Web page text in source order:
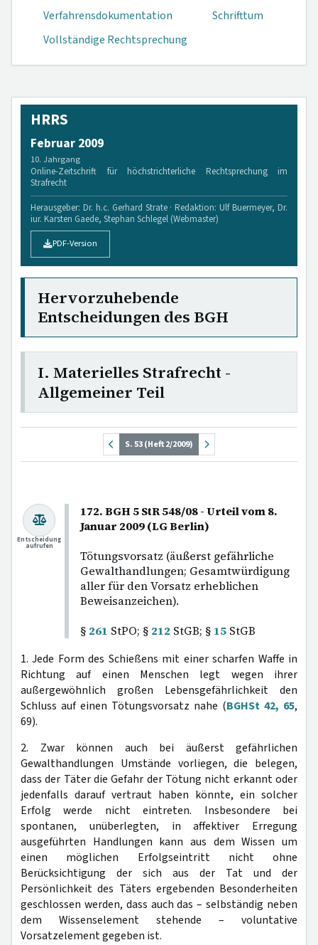
Verfahrensdokumen­tation
Schrifttum
Vollständige Rechtsprechung
HRRS
Februar 2009
10. Jahrgang
Online-Zeitschrift für höchstrichterliche Rechtsprechung im
Strafrecht
Herausgeber: Dr. h.c. Gerhard Strate · Redaktion: Ulf Buermeyer, Dr.
iur. Karsten Gaede, Stephan Schlegel (Webmaster)
PDF-Version
Hervorzuhebende
Entscheidungen des BGH
I. Materielles Strafrecht -
Allgemeiner Teil
S. 53 (Heft 2/2009)
172. BGH 5 StR 548/08 - Urteil vom 8.
Januar 2009 (LG Berlin)
Tötungsvorsatz (äußerst gefährliche
Gewalthandlungen; Gesamtwürdigung
aller für den Vorsatz erheblichen
Beweisanzeichen).
§ 261 StPO; § 212 StGB; § 15 StGB
Entscheidung
aufrufen
1. Jede Form des Schießens mit einer scharfen Waffe in
Richtung auf einen Menschen legt wegen ihrer
außergewöhnlich großen Lebensgefährlichkeit den
Schluss auf einen Tötungsvorsatz nahe (BGHSt 42, 65,
69).
2. Zwar können auch bei äußerst gefährlichen
Gewalthandlungen Umstände vorliegen, die belegen,
dass der Täter die Gefahr der Tötung nicht erkannt oder
jedenfalls darauf vertraut haben könnte, ein solcher
Erfolg werde nicht eintreten. Insbesondere bei
spontanen, unüberlegten, in affektiver Erregung
ausgeführten Handlungen kann aus dem Wissen um
einen möglichen Erfolgseintritt nicht ohne
Berücksichtigung der sich aus der Tat und der
Persönlichkeit des Täters ergebenden Besonderheiten
geschlossen werden, dass auch das – selbständig neben
dem Wissenselement stehende – voluntative
Vorsatzelement gegeben ist.